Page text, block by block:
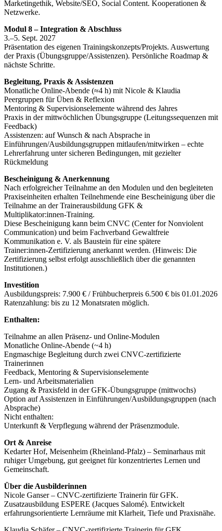
Marketingethik, Website/SEO, Social Content. Kooperationen &
Netzwerke.
Modul 8 – Integration & Abschluss
3.–5. Sept. 2027
Präsentation des eigenen Trainingskonzepts/Projekts. Auswertung
der Praxis (Übungsgruppe/Assistenzen). Persönliche Roadmap &
nächste Schritte.
Begleitung, Praxis & Assistenzen
Monatliche Online‑Abende (≈4 h) mit Nicole & Klaudia
Peergruppen für Üben & Reflexion
Mentoring & Supervisionselemente während des Jahres
Praxis in der mittwöchlichen Übungsgruppe (Leitungssequenzen mit
Feedback)
Assistenzen: auf Wunsch & nach Absprache in
Einführungen/Ausbildungsgruppen mitlaufen/mitwirken – echte
Lehrerfahrung unter sicheren Bedingungen, mit gezielter
Rückmeldung
Bescheinigung & Anerkennung
Nach erfolgreicher Teilnahme an den Modulen und den begleiteten
Praxiseinheiten erhalten Teilnehmende eine Bescheinigung über die
Teilnahme an der Trainerausbildung GFK &
Multiplikator:innen‑Training.
Diese Bescheinigung kann beim CNVC (Center for Nonviolent
Communication) und beim Fachverband Gewaltfreie
Kommunikation e. V. als Baustein für eine spätere
Trainer:innen‑Zertifizierung anerkannt werden. (Hinweis: Die
Zertifizierung selbst erfolgt ausschließlich über die genannten
Institutionen.)
Investition
Ausbildungspreis: 7.900 € / Frühbucherpreis 6.500 € bis 01.01.2026
Ratenzahlung: bis zu 12 Monatsraten möglich.
Enthalten:
Teilnahme an allen Präsenz- und Online‑Modulen
Monatliche Online‑Abende (~4 h)
Engmaschige Begleitung durch zwei CNVC‑zertifizierte
Trainerinnen
Feedback, Mentoring & Supervisionselemente
Lern‑ und Arbeitsmaterialien
Zugang & Praxisfeld in der GFK‑Übungsgruppe (mittwochs)
Option auf Assistenzen in Einführungen/Ausbildungsgruppen (nach
Absprache)
Nicht enthalten:
Unterkunft & Verpflegung während der Präsenzmodule.
Ort & Anreise
Kedarter Hof, Meisenheim (Rheinland‑Pfalz) – Seminarhaus mit
ruhiger Umgebung, gut geeignet für konzentriertes Lernen und
Gemeinschaft.
Über die Ausbilderinnen
Nicole Ganser – CNVC‑zertifizierte Trainerin für GFK.
Zusatzausbildung ESPERE (Jacques Salomé). Entwickelt
erfahrungsorientierte Lernräume mit Klarheit, Tiefe und Praxisnähe.